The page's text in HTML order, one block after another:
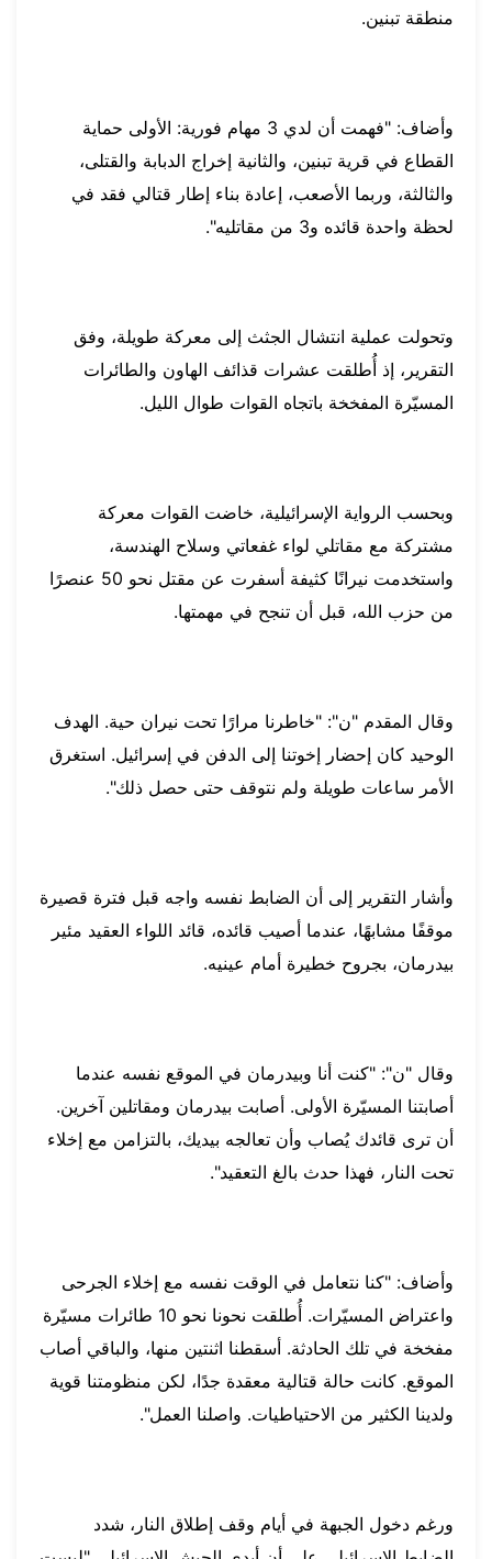
منطقة تبنين.
وأضاف: "فهمت أن لدي 3 مهام فورية: الأولى حماية
القطاع في قرية تبنين، والثانية إخراج الدبابة والقتلى،
والثالثة، وربما الأصعب، إعادة بناء إطار قتالي فقد في
لحظة واحدة قائده و3 من مقاتليه".
وتحولت عملية انتشال الجثث إلى معركة طويلة، وفق
التقرير، إذ أُطلقت عشرات قذائف الهاون والطائرات
المسيّرة المفخخة باتجاه القوات طوال الليل.
وبحسب الرواية الإسرائيلية، خاضت القوات معركة
مشتركة مع مقاتلي لواء غفعاتي وسلاح الهندسة،
واستخدمت نيرانًا كثيفة أسفرت عن مقتل نحو 50 عنصرًا
من حزب الله، قبل أن تنجح في مهمتها.
وقال المقدم "ن": "خاطرنا مرارًا تحت نيران حية. الهدف
الوحيد كان إحضار إخوتنا إلى الدفن في إسرائيل. استغرق
الأمر ساعات طويلة ولم نتوقف حتى حصل ذلك".
وأشار التقرير إلى أن الضابط نفسه واجه قبل فترة قصيرة
موقفًا مشابهًا، عندما أصيب قائده، قائد اللواء العقيد مئير
بيدرمان، بجروح خطيرة أمام عينيه.
وقال "ن": "كنت أنا وبيدرمان في الموقع نفسه عندما
أصابتنا المسيّرة الأولى. أصابت بيدرمان ومقاتلين آخرين.
أن ترى قائدك يُصاب وأن تعالجه بيديك، بالتزامن مع إخلاء
تحت النار، فهذا حدث بالغ التعقيد".
وأضاف: "كنا نتعامل في الوقت نفسه مع إخلاء الجرحى
واعتراض المسيّرات. أُطلقت نحونا نحو 10 طائرات مسيّرة
مفخخة في تلك الحادثة. أسقطنا اثنتين منها، والباقي أصاب
الموقع. كانت حالة قتالية معقدة جدًا، لكن منظومتنا قوية
ولدينا الكثير من الاحتياطيات. واصلنا العمل".
ورغم دخول الجبهة في أيام وقف إطلاق النار، شدد